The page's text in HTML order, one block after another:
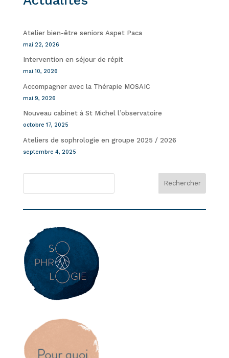
Atelier bien-être seniors Aspet Paca
mai 22, 2026
Intervention en séjour de répit
mai 10, 2026
Accompagner avec la Thérapie MOSAIC
mai 9, 2026
Nouveau cabinet à St Michel l’observatoire
octobre 17, 2025
Ateliers de sophrologie en groupe 2025 / 2026
septembre 4, 2025
Rechercher